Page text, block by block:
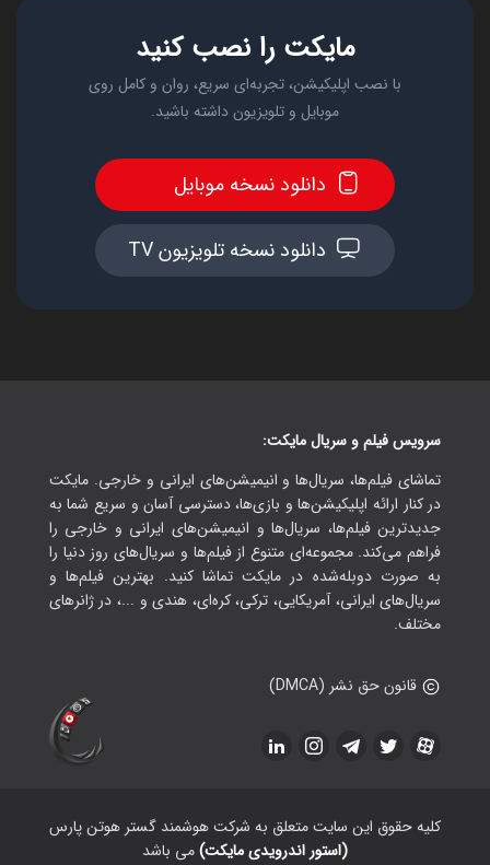
مایکت را نصب کنید
با نصب اپلیکیشن، تجربه‌ای سریع، روان و کامل روی
موبایل و تلویزیون داشته باشید.
دانلود نسخه موبایل
دانلود نسخه تلویزیون TV
سرویس فیلم و سریال مایکت:
تماشای فیلم‌ها، سریال‌ها و انیمیشن‌های ایرانی و خارجی. مایکت
در کنار ارائه اپلیکیشن‌ها و بازی‌ها، دسترسی آسان و سریع شما به
جدیدترین فیلم‌ها، سریال‌ها و انیمیشن‌های ایرانی و خارجی را
فراهم می‌کند. مجموعه‌ای متنوع از فیلم‌ها و سریال‌های روز دنیا را
به صورت دوبله‌شده در مایکت تماشا کنید. بهترین فیلم‌ها و
سریال‌های ایرانی، آمریکایی، ترکی، کره‌ای، هندی و ...، در ژانرهای
مختلف.
قانون حق نشر (DMCA)
کلیه حقوق این سایت متعلق به شرکت هوشمند گستر هوتن پارس
(استور اندرویدی مایکت)می باشد